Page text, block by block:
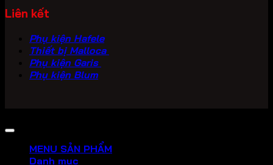
Liên kết
Phụ kiện Hafele
Thiết bị Malloca
Phụ kiện Garis
Phụ kiện Blum
MENU SẢN PHẨM
Danh mục